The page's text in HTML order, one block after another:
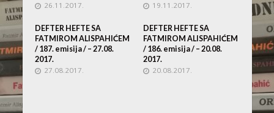
26.11.2017.
19.11.2017.
DEFTER HEFTE SA
FATMIROM ALISPAHIĆEM
/ 187. emisija / – 27.08.
2017.
27.08.2017.
DEFTER HEFTE SA
FATMIROM ALISPAHIĆEM
/ 186. emisija / – 20.08.
2017.
20.08.2017.